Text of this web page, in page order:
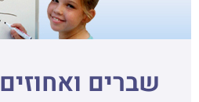
שברים ואחוזים